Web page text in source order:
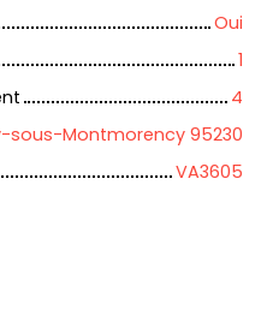
Oui
1
4
sous-Montmorency 95230
VA3605